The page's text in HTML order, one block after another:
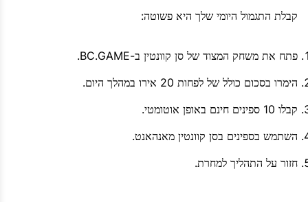
קבלת התגמול היומי שלך היא פשוטה:
פתח את משחק המצוד של סן קוונטין ב-BC.GAME.
הימרו בסכום כולל של לפחות 20 אירו במהלך היום.
קבלו 10 ספינים חינם באופן אוטומטי.
השתמש בספינים בסן קוונטין מאנהאנט.
חזור על התהליך למחרת.